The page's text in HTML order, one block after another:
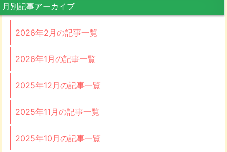
月別記事アーカイブ
2026年2月の記事一覧
2026年1月の記事一覧
2025年12月の記事一覧
2025年11月の記事一覧
2025年10月の記事一覧